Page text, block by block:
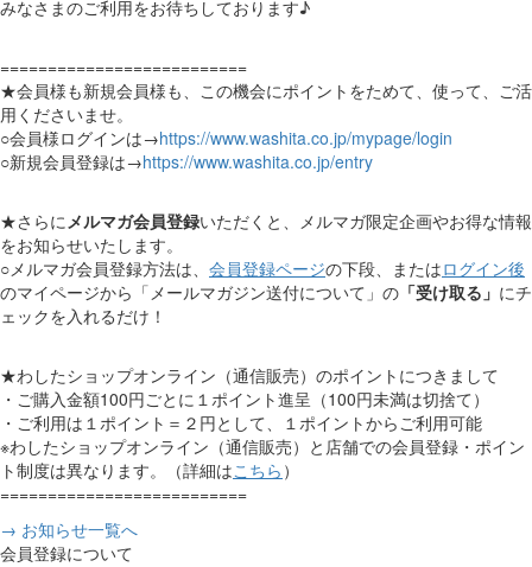
みなさまのご利用をお待ちしております♪
==========================
★会員様も新規会員様も、この機会にポイントをためて、使って、ご活
用くださいませ。
○会員様ログインは→https://www.washita.co.jp/mypage/login
○新規会員登録は→https://www.washita.co.jp/entry
★さらにメルマガ会員登録いただくと、メルマガ限定企画やお得な情報
をお知らせいたします。
○メルマガ会員登録方法は、 会員登録ページの下段、またはログイン後
のマイページから「メールマガジン送付について」の 「受け取る」 にチ
ェックを入れるだけ！
★わしたショップオンライン（通信販売）のポイントにつきまして
・ご購入金額100円ごとに１ポイント進呈（100円未満は切捨て）
・ご利用は１ポイント＝２円として、１ポイントからご利用可能
※わしたショップオンライン（通信販売）と店舗での会員登録・ポイン
ト制度は異なります。（詳細はこちら ）
==========================
→ お知らせ一覧へ
会員登録について